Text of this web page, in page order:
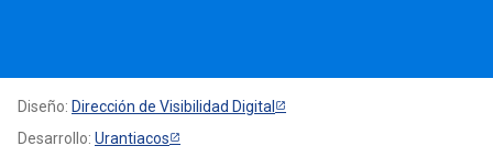
Diseño: Dirección de Visibilidad Digital
Desarrollo: Urantiacos